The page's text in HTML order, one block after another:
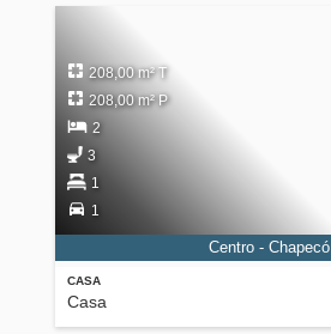
CASA
Casa
208,00 m² T
208,00 m² P
2
3
1
1
Centro - Chapecó